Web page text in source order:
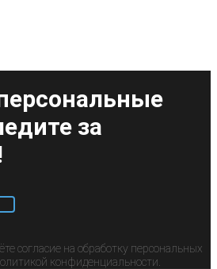
за
согласие на обработку персональных
конфиденциальности.